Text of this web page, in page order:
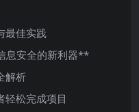
最佳实践
息安全的新利器**
解析
轻松完成项目